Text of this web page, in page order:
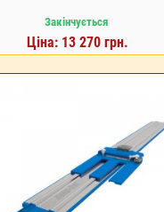
Закінчується
Ціна: 13 270 грн.